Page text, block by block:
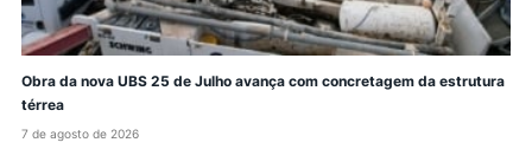
Obra da nova UBS 25 de Julho avança com concretagem da estrutura
térrea
7 de agosto de 2026